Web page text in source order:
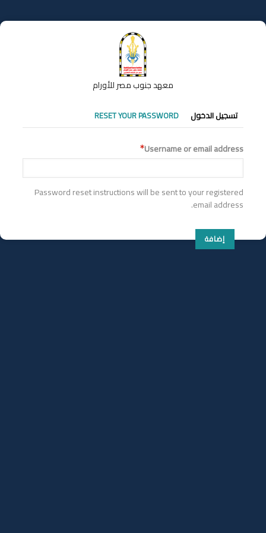
إلى
المحتوى
معهد جنوب مصر للأورام
التبويبات
الأساسية
تسجيل الدخول RESET YOUR PASSWORD
Username or email address
Password reset instructions will be sent to your registered
email address.